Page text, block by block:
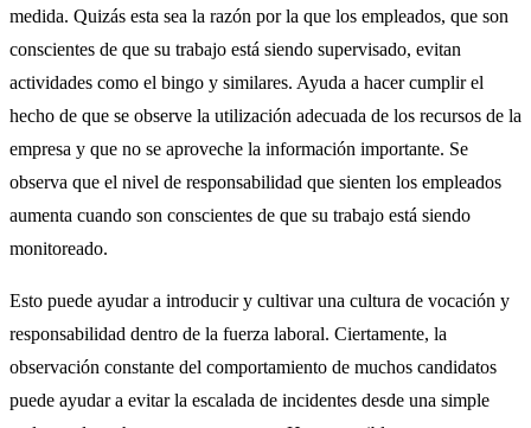
medida. Quizás esta sea la razón por la que los empleados, que son
conscientes de que su trabajo está siendo supervisado, evitan
actividades como el bingo y similares. Ayuda a hacer cumplir el
hecho de que se observe la utilización adecuada de los recursos de la
empresa y que no se aproveche la información importante. Se
observa que el nivel de responsabilidad que sienten los empleados
aumenta cuando son conscientes de que su trabajo está siendo
monitoreado.
Esto puede ayudar a introducir y cultivar una cultura de vocación y
responsabilidad dentro de la fuerza laboral. Ciertamente, la
observación constante del comportamiento de muchos candidatos
puede ayudar a evitar la escalada de incidentes desde una simple